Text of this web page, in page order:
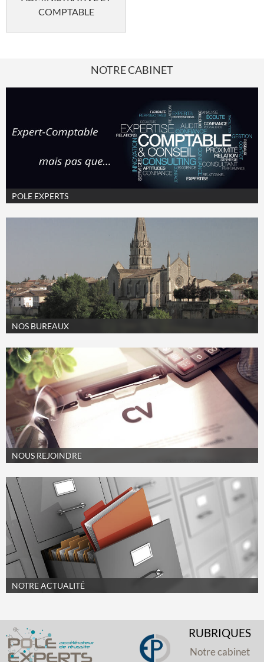
COMPTABLE
NOTRE CABINET
POLE EXPERTS
NOS BUREAUX
NOUS REJOINDRE
NOTRE ACTUALITÉ
RUBRIQUES
Notre cabinet